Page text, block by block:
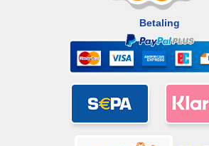
Betaling